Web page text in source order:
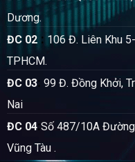
Dương.
ĐC 02: 106 Đ. Liên Khu
TPHCM.
ĐC 03: 99 Đ. Đồng Khởi,
Nai
ĐC 04:Số 487/10A Đường
Vũng Tàu .